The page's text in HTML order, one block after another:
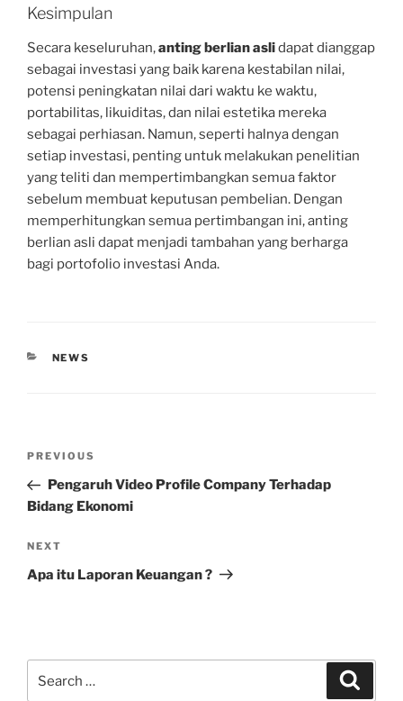
Kesimpulan
Secara keseluruhan,anting berlian aslidapat dianggap
sebagai investasi yang baik karena kestabilan nilai,
potensi peningkatan nilai dari waktu ke waktu,
portabilitas, likuiditas, dan nilai estetika mereka
sebagai perhiasan. Namun, seperti halnya dengan
setiap investasi, penting untuk melakukan penelitian
yang teliti dan mempertimbangkan semua faktor
sebelum membuat keputusan pembelian. Dengan
memperhitungkan semua pertimbangan ini, anting
berlian asli dapat menjadi tambahan yang berharga
bagi portofolio investasi Anda.
CATEGORIES
NEWS
Previous
Post
PREVIOUS
Pengaruh Video Profile Company Terhadap
Bidang Ekonomi
Next
Post
NEXT
Apa itu Laporan Keuangan ?
for: